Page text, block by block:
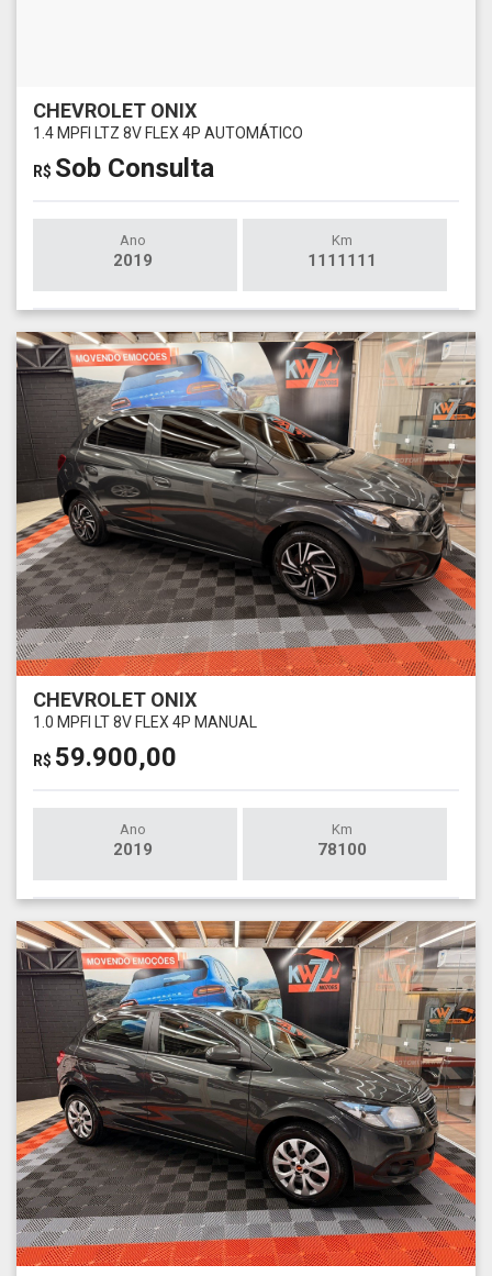
CHEVROLET ONIX
1.4 MPFI LTZ 8V FLEX 4P AUTOMÁTICO
R$ Sob Consulta
Ano
2019
Km
1111111
CHEVROLET ONIX
1.0 MPFI LT 8V FLEX 4P MANUAL
R$ 59.900,00
Ano
2019
Km
78100